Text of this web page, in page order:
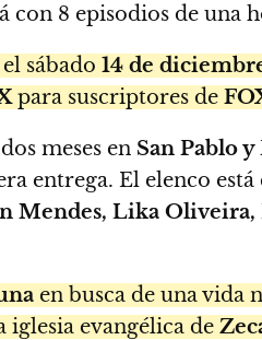
8 episodios de una
sábado 14 de
para suscriptores de
meses en San Pablo
entrega. El elenco
Mendes, Lika
en busca de una vida
evangélica de